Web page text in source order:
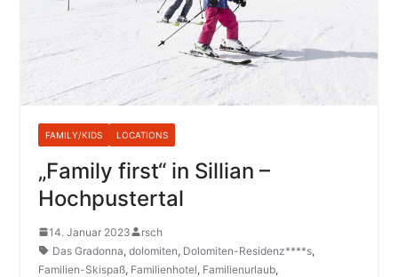
FAMILY/KIDS LOCATIONS
„Family first“ in Sillian –
Hochpustertal
14. Januar 2023
rsch
Das Gradonna, dolomiten, Dolomiten-Residenz****s,
Familien-Skispaß, Familienhotel, Familienurlaub,